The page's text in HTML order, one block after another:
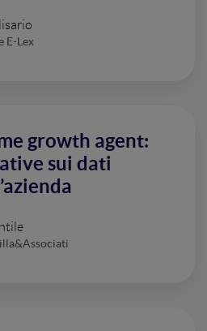
E-Lex
growth agent:
sui dati